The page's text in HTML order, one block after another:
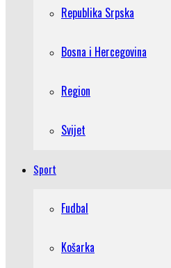
Republika Srpska
Bosna i Hercegovina
Region
Svijet
Sport
Fudbal
Košarka